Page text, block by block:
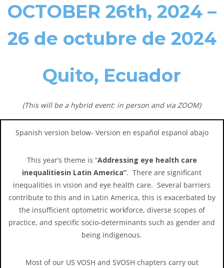
OCTOBER 26th, 2024 –
26 de octubre de 2024
Quito, Ecuador
(This will be a hybrid event: in person and via ZOOM)
Spanish version below- Version en español espanol abajo
This year’s theme is “Addressing eye health care
inequalitiesin Latin America”. There are significant
inequalities in vision and eye health care. Several barriers
contribute to this and in Latin America, this is exacerbated by
the insufficient optometric workforce, diverse scopes of
practice, and specific socio-determinants such as gender and
being indigenous.
Most of our US VOSH and SVOSH chapters carry out